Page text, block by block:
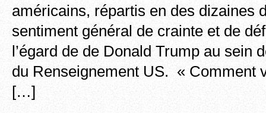
américains, répartis en des dizaines
sentiment général de crainte et de
l’égard de de Donald Trump au sein
du Renseignement US. « Comment
[…]